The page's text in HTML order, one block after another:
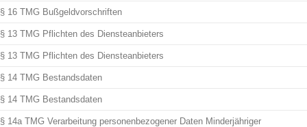
§ 16 TMG Bußgeldvorschriften
§ 13 TMG Pflichten des Diensteanbieters
§ 13 TMG Pflichten des Diensteanbieters
§ 14 TMG Bestandsdaten
§ 14 TMG Bestandsdaten
§ 14a TMG Verarbeitung personenbezogener Daten Minderjähriger